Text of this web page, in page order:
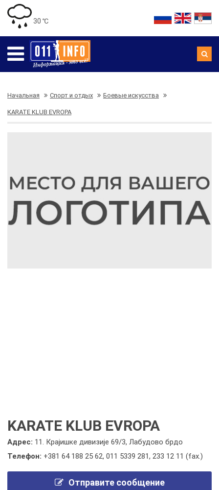
30 ℃
Начальная Спорт и отдых Боевые искусства
KARATE KLUB EVROPA
KARATE KLUB EVROPA
Адрес: 11. Крајишке дивизије 69/3, Лабудово брдо
Телефон: +381 64 188 25 62, 011 5339 281, 233 12 11 (fax.)
Отправите сообщение